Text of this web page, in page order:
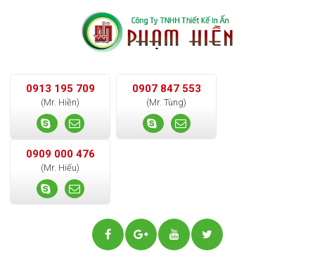
0913 195 709
(Mr. Hiền)
0907 847 553
(Mr. Tùng)
0909 000 476
(Mr. Hiếu)